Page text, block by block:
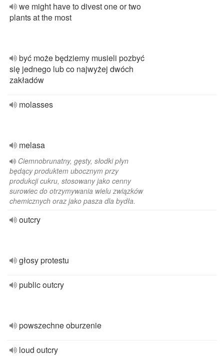
we might have to divest one or two
plants at the most
być może będziemy musieli pozbyć
się jednego lub co najwyżej dwóch
zakładów
molasses
melasa
Ciemnobrunatny, gęsty, słodki płyn
będący produktem ubocznym przy
produkcji cukru, stosowany jako cenny
surowiec do otrzymywania wielu związków
chemicznych oraz jako pasza dla bydła.
outcry
głosy protestu
public outcry
powszechne oburzenie
loud outcry